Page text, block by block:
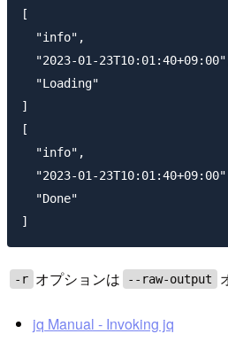
[
  "info",
"2023-01-
  "Loading"
]
[
  "info",
"2023-01-
  "Done"
-r オプションは --raw-output
jq Manual - Invoking jq